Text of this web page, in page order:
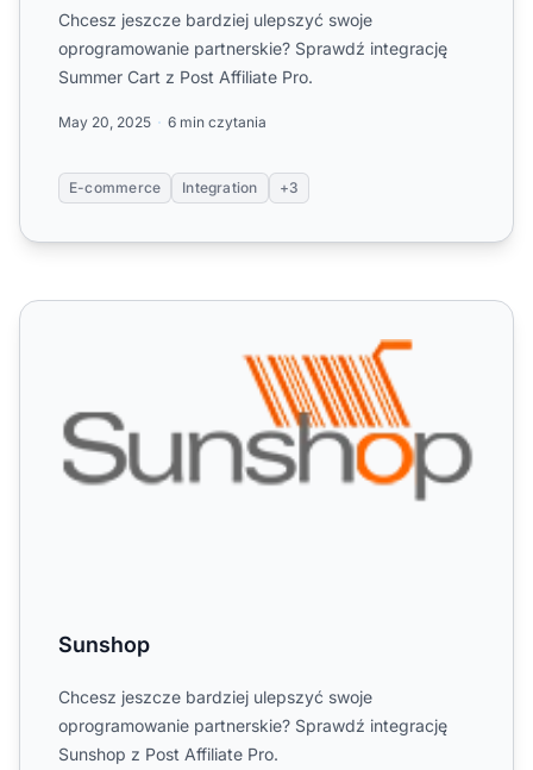
Chcesz jeszcze bardziej ulepszyć swoje
oprogramowanie partnerskie? Sprawdź integrację
Summer Cart z Post Affiliate Pro.
May 20, 2025 6 min czytania
E-commerce Integration +3
Sunshop
Sunshop
Chcesz jeszcze bardziej ulepszyć swoje
oprogramowanie partnerskie? Sprawdź integrację
Sunshop z Post Affiliate Pro.